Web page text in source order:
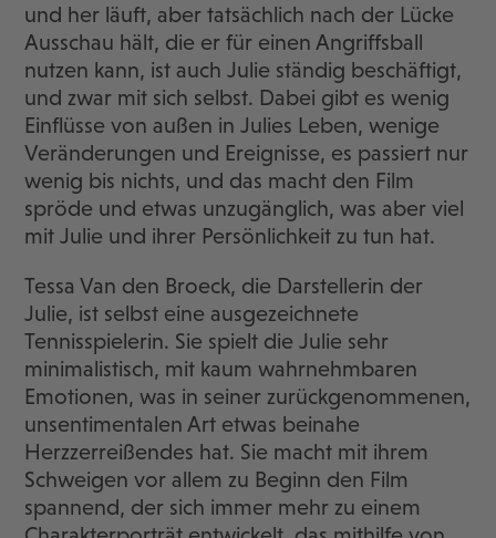
und her läuft, aber tatsächlich nach der Lücke
Ausschau hält, die er für einen Angriffsball
nutzen kann, ist auch Julie ständig beschäftigt,
und zwar mit sich selbst. Dabei gibt es wenig
Einflüsse von außen in Julies Leben, wenige
Veränderungen und Ereignisse, es passiert nur
wenig bis nichts, und das macht den Film
spröde und etwas unzugänglich, was aber viel
mit Julie und ihrer Persönlichkeit zu tun hat.
Tessa Van den Broeck, die Darstellerin der
Julie, ist selbst eine ausgezeichnete
Tennisspielerin. Sie spielt die Julie sehr
minimalistisch, mit kaum wahrnehmbaren
Emotionen, was in seiner zurückgenommenen,
unsentimentalen Art etwas beinahe
Herzzerreißendes hat. Sie macht mit ihrem
Schweigen vor allem zu Beginn den Film
spannend, der sich immer mehr zu einem